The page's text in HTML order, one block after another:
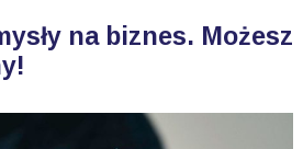
na biznes. Możesz